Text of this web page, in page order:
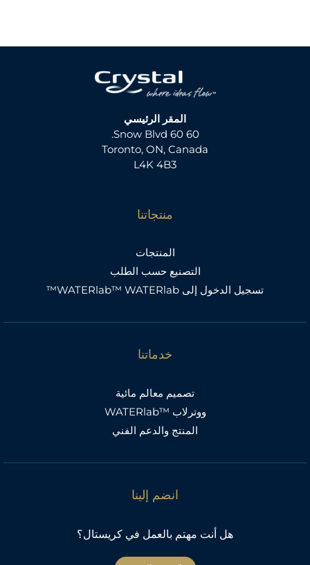
المقر الرئيسي
60 60 Snow Blvd.
Toronto, ON, Canada
L4K 4B3
منتجاتنا
المنتجات
التصنيع حسب الطلب
تسجيل الدخول إلى WATERlab™ WATERlab™
خدماتنا
تصميم معالم مائية
ووترلاب ™WATERlab
المنتج والدعم الفني
انضم إلينا
هل أنت مهتم بالعمل في كريستال؟